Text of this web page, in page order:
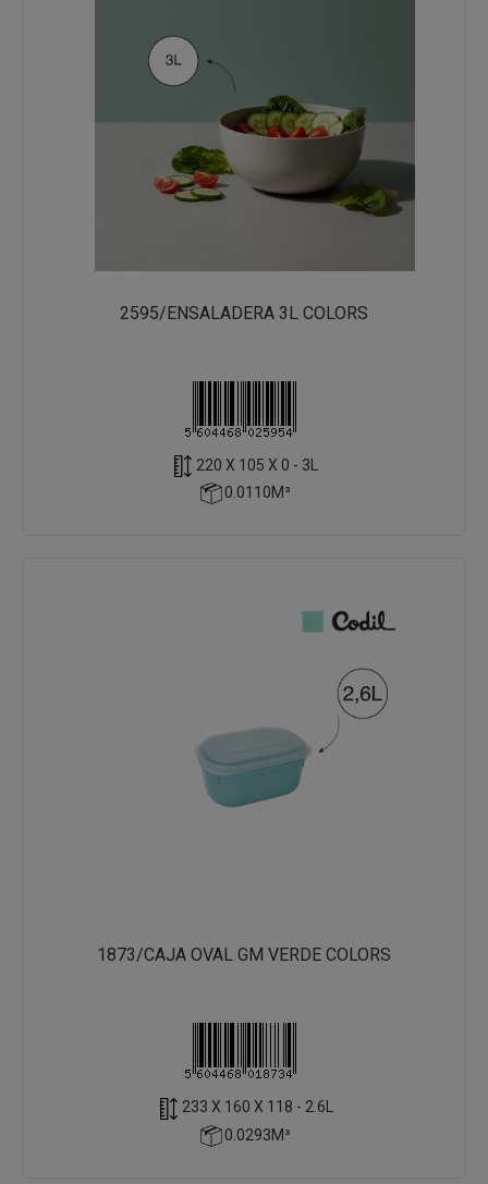
2595/ENSALADERA 3L COLORS
220 X 105 X 0 - 3L
0.0110M³
1873/CAJA OVAL GM VERDE COLORS
233 X 160 X 118 - 2.6L
0.0293M³